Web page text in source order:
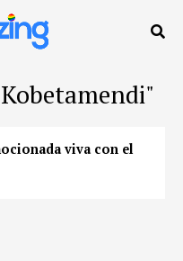
viva con el